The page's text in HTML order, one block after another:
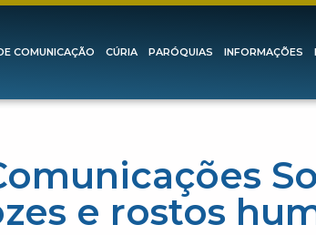
COMUNICAÇÃO CÚRIA PARÓQUIAS INFORMAÇÕES
e rostos